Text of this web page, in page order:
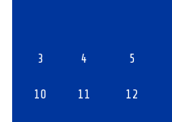
3 4 5
10 11 12